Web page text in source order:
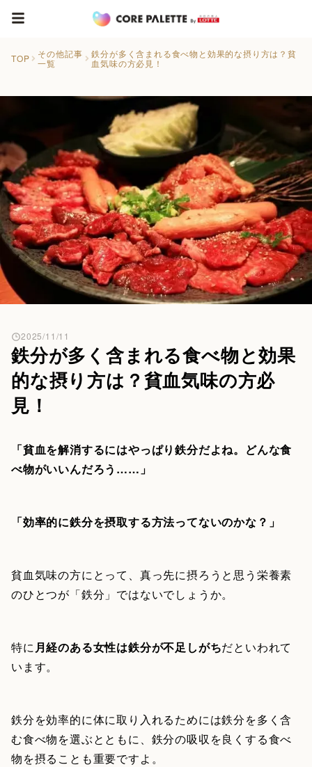
TOP
その他記事
一覧
鉄分が多く含まれる食べ物と効果的な摂り方は？貧
血気味の方必見！
鉄分が多く含まれる食べ物と効果
的な摂り方は？貧血気味の方必
見！
2025/11/11
「貧血を解消するにはやっぱり鉄分だよね。どんな食
べ物がいいんだろう……」
「効率的に鉄分を摂取する方法ってないのかな？」
貧血気味の方にとって、真っ先に摂ろうと思う栄養素
のひとつが「鉄分」ではないでしょうか。
特に月経のある女性は鉄分が不足しがちだといわれて
います。
鉄分を効率的に体に取り入れるためには鉄分を多く含
む食べ物を選ぶとともに、鉄分の吸収を良くする食べ
物を摂ることも重要ですよ。